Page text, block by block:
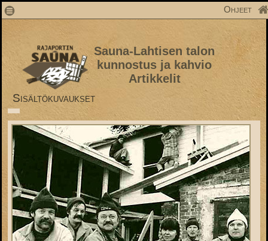
1 Ohjeet
Sauna-Lahtisen talon
kunnostus ja kahvio
Artikkelit
Sisältökuvaukset